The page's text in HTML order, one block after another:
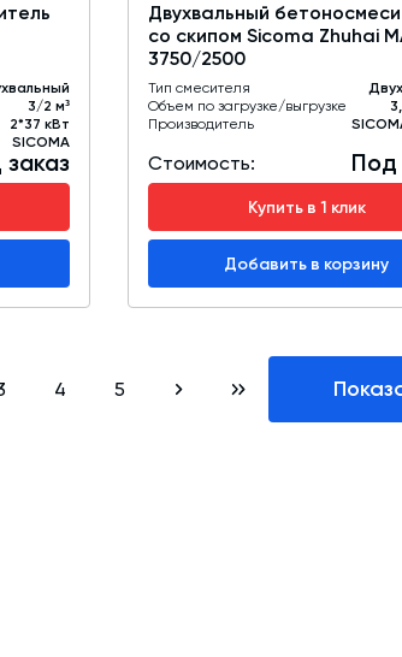
3/2 м³
2*37 кВт
SICOMA
Двухвальный
со скипом Sicoma Zhuhai
3750/2500
Тип смесителя
Объем по загрузке/выгрузке
Производитель
Стоимость: Под
Купить в 1 клик
Добавить в корзину
4 5